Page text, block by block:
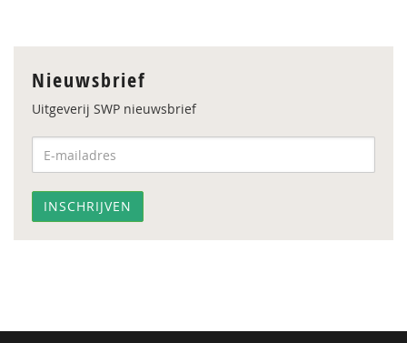
Nieuwsbrief
Uitgeverij SWP nieuwsbrief